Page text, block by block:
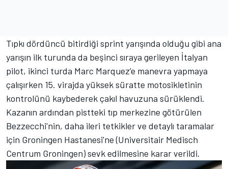
Tıpkı dördüncü bitirdiği sprint yarışında olduğu gibi ana
yarışın ilk turunda da beşinci sıraya gerileyen İtalyan
pilot, ikinci turda Marc Marquez’e manevra yapmaya
çalışırken 15. virajda yüksek süratte motosikletinin
kontrolünü kaybederek çakıl havuzuna sürüklendi.
Kazanın ardından pistteki tıp merkezine götürülen
Bezzecchi'nin, daha ileri tetkikler ve detaylı taramalar
için Groningen Hastanesi'ne (Universitair Medisch
Centrum Groningen) sevk edilmesine karar verildi.